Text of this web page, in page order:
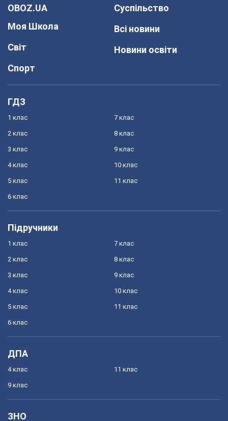
OBOZ.UA
Моя Школа
Світ
Спорт
Суспільство
Всі новини
Новини освіти
ГДЗ
1 клас
2 клас
3 клас
4 клас
5 клас
6 клас
7 клас
8 клас
9 клас
10 клас
11 клас
Підручники
1 клас
2 клас
3 клас
4 клас
5 клас
6 клас
7 клас
8 клас
9 клас
10 клас
11 клас
ДПА
4 клас
9 клас
11 клас
ЗНО